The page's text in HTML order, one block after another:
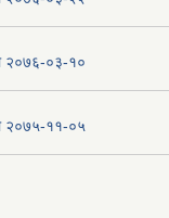
२०७६-०३-१०
२०७५-११-०५